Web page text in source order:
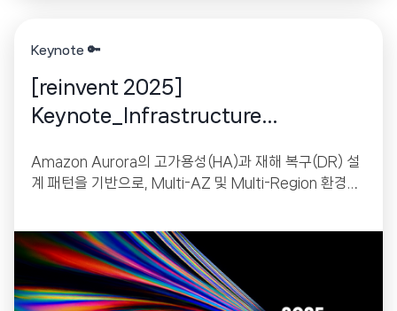
Keynote 🔑
[reinvent 2025]
Keynote_Infrastructure
Amazon Aurora의 고가용성(HA)과 재해 복구(DR) 설
계 패턴을 기반으로, Multi-AZ 및 Multi-Region 환경에